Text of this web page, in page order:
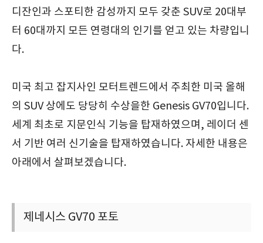
디잔인과 스포티한 감성까지 모두 갖춘 SUV로 20대부
터 60대까지 모든 연령대의 인기를 얻고 있는 차량입니
다.
미국 최고 잡지사인 모터트렌드에서 주최한 미국 올해
의 SUV 상에도 당당히 수상을한 Genesis GV70입니다.
세계 최초로 지문인식 기능을 탑재하였으며, 레이더 센
서 기반 여러 신기술을 탑재하였습니다. 자세한 내용은
아래에서 살펴보겠습니다.
제네시스 GV70 포토